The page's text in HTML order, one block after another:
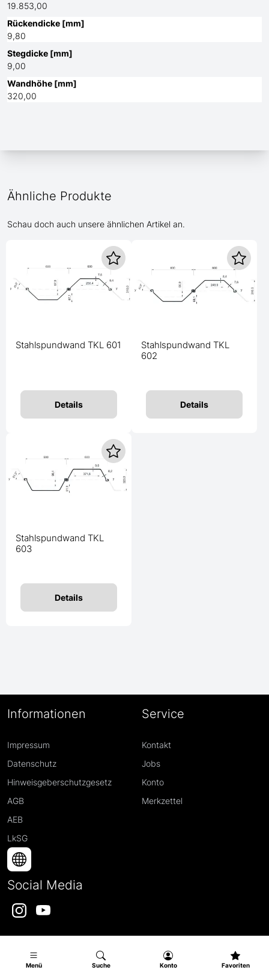
Menü Suche Konto Favoriten
19.853,00
Rückendicke [mm]
9,80
Stegdicke [mm]
9,00
Wandhöhe [mm]
320,00
Ähnliche Produkte
Schau doch auch unsere ähnlichen Artikel an.
Stahlspundwand TKL 601
Details
Stahlspundwand TKL
602
Details
Stahlspundwand TKL
603
Details
Informationen
Impressum
Datenschutz
Hinweisgeberschutzgesetz
AGB
AEB
LkSG
Service
Kontakt
Jobs
Konto
Merkzettel
Social Media
InstagramYouTube